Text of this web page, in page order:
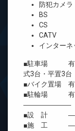
防犯カメラ
BS
CS
CATV
インターネ
■駐車場 有／
式3台・平置3台
■バイク置場
■駐輪場 有／
―――――――
■設 計 ―
■施 工 ―